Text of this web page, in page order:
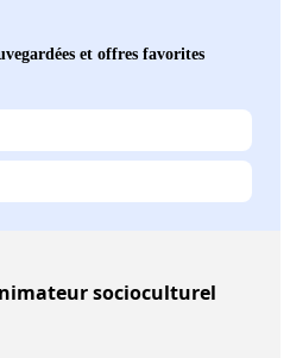
et offres favorites
socioculturel